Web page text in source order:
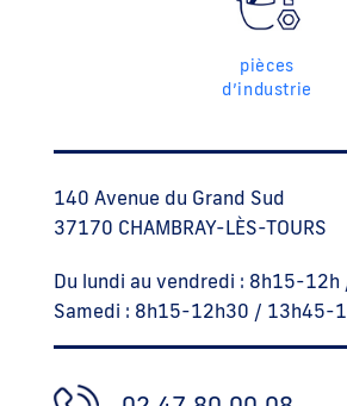
pièces
d’industrie
140 Avenue du Grand Sud
37170 CHAMBRAY-LÈS-TOURS
Du lundi au vendredi : 8h15-
Samedi : 8h15-12h30 / 13h45-